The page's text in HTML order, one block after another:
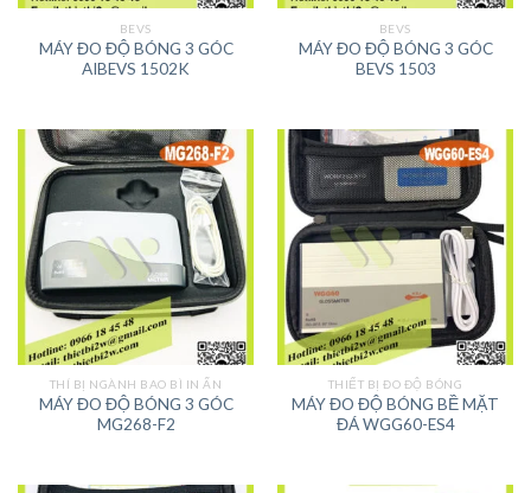
BEVS
MÁY ĐO ĐỘ BÓNG 3 GÓC
AIBEVS 1502K
BEVS
MÁY ĐO ĐỘ BÓNG 3 GÓC
BEVS 1503
THÍ BỊ NGÀNH BAO BÌ IN ẤN
MÁY ĐO ĐỘ BÓNG 3 GÓC
MG268-F2
THIẾT BỊ ĐO ĐỘ BÓNG
MÁY ĐO ĐỘ BÓNG BỀ MẶT
ĐÁ WGG60-ES4